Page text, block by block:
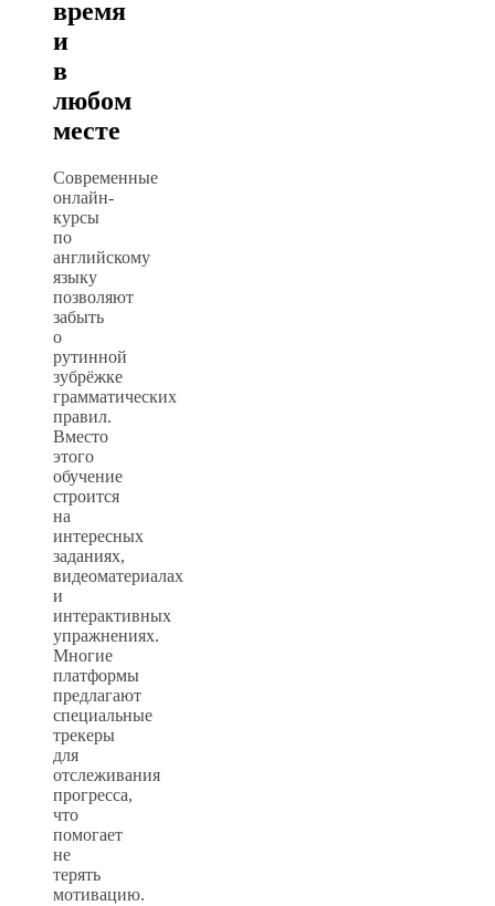
время
и
в
любом
месте
Современные
онлайн-
курсы
по
английскому
языку
позволяют
забыть
о
рутинной
зубрёжке
грамматических
правил.
Вместо
этого
обучение
строится
на
интересных
заданиях,
видеоматериалах
и
интерактивных
упражнениях.
Многие
платформы
предлагают
специальные
трекеры
для
отслеживания
прогресса,
что
помогает
не
терять
мотивацию.